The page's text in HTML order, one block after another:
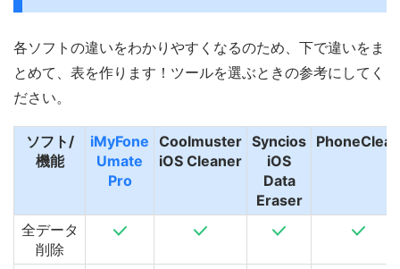
各ソフトの違いをわかりやすくなるのため、下で違いをま
とめて、表を作ります！ツールを選ぶときの参考にしてく
ださい。
ソフト/
機能
iMyFone
Umate
Pro
Coolmuster
iOS Cleaner
Syncios
iOS
Data
Eraser
PhoneClean
全データ
削除